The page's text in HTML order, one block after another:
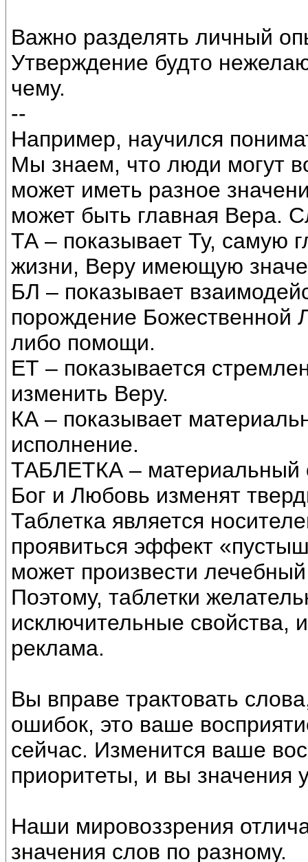
Важно разделять личный
Утверждение будто
чему.
--
Например, научился
Мы знаем, что люди могут
может иметь разное
может быть главная Вера.
ТА – показывает Ту, самую
жизни, Веру имеющую
БЛ – показывает
порождение Божественной
либо помощи.
ЕТ – показывается
изменить Веру.
КА – показывает
исполнение.
ТАБЛЕТКА – материальный
Бог и Любовь изменят
Таблетка является
проявиться эффект
может произвести
Поэтому, таблетки
исключительные свойства,
реклама.
Вы вправе трактовать
ошибок, это ваше
сейчас. Изменится ваше
приоритеты, и вы значения
Наши мировоззрения
значения слов по разному.